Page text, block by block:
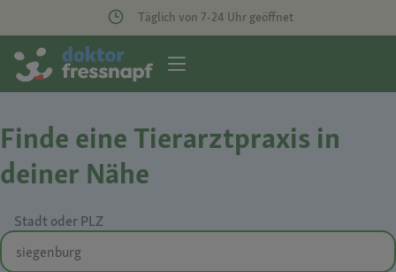
Täglich von 7-24 Uhr geöffnet
Finde eine Tierarztpraxis in
deiner Nähe
Stadt oder PLZ